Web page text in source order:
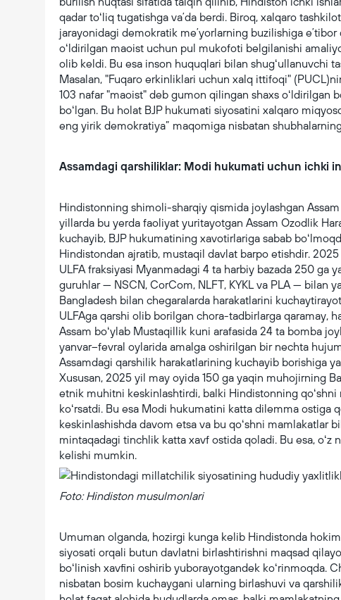
qadar toʻliq tugatishga vaʼda berdi. Biroq, xalqaro
jarayonidagi demokratik meʼyorlarning buzilishiga
oʻldirilgan maoist uchun pul mukofoti belgilanishi
olib keldi. Bu esa inson huquqlari bilan shugʻullanuvchi
Masalan, "Fuqaro erkinliklari uchun xalq ittifoqi"
103 nafar "maoist" deb gumon qilingan shaxs oʻldirilgan
boʻlgan. Bu holat BJP hukumati siyosatini xalqaro
eng yirik demokratiya” maqomiga nisbatan
Assamdagi qarshiliklar: Modi hukumati uchun ichki
Hindistonning shimoli-sharqiy qismida joylashgan
yillarda bu yerda faoliyat yuritayotgan Assam Ozodlik
kuchayib, BJP hukumatining xavotirlariga sabab
Hindistondan ajratib, mustaqil davlat barpo etishdir.
ULFA fraksiyasi Myanmadagi 4 ta harbiy bazada 250 ga
guruhlar — NSCN, CorCom, NLFT, KYKL va PLA — bilan
Bangladesh bilan chegaralarda harakatlarini
ULFAga qarshi olib borilgan chora-tadbirlarga qaramay,
Assam boʻylab Mustaqillik kuni arafasida 24 ta bomba
yanvar–fevral oylarida amalga oshirilgan bir nechta
Assamdagi qarshilik harakatlarining kuchayib borishiga
Xususan, 2025 yil may oyida 150 ga yaqin muhojirning
etnik muhitni keskinlashtirdi, balki Hindistonning
koʻrsatdi. Bu esa Modi hukumatini katta dilemma ostiga
keskinlashishda davom etsa va bu qoʻshni mamlakatlar
mintaqadagi tinchlik katta xavf ostida qoladi. Bu esa,
kelishi mumkin.
Foto: Hindiston musulmonlari
Umuman olganda, hozirgi kunga kelib Hindistonda
siyosati orqali butun davlatni birlashtirishni maqsad
boʻlinish xavfini oshirib yuborayotgandek koʻrinmoqda.
nisbatan bosim kuchaygani ularning birlashuvi va